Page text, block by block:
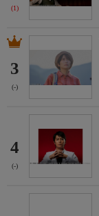
(1)
3
(-)
4
(-)